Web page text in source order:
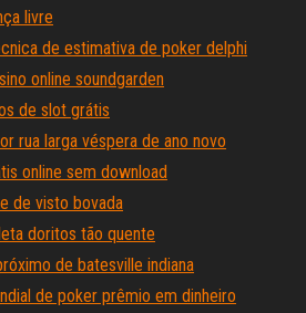
livre
de estimativa de poker delphi
online soundgarden
de slot grátis
rua larga véspera de ano novo
online sem download
de visto bovada
doritos tão quente
de batesville indiana
de poker prêmio em dinheiro